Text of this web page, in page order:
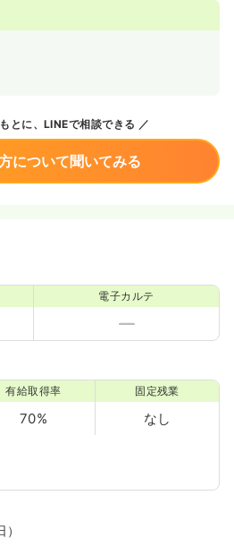
とに、LINEで相談できる
について聞いてみる
電子カルテ
有給取得率
70%
固定残業
なし